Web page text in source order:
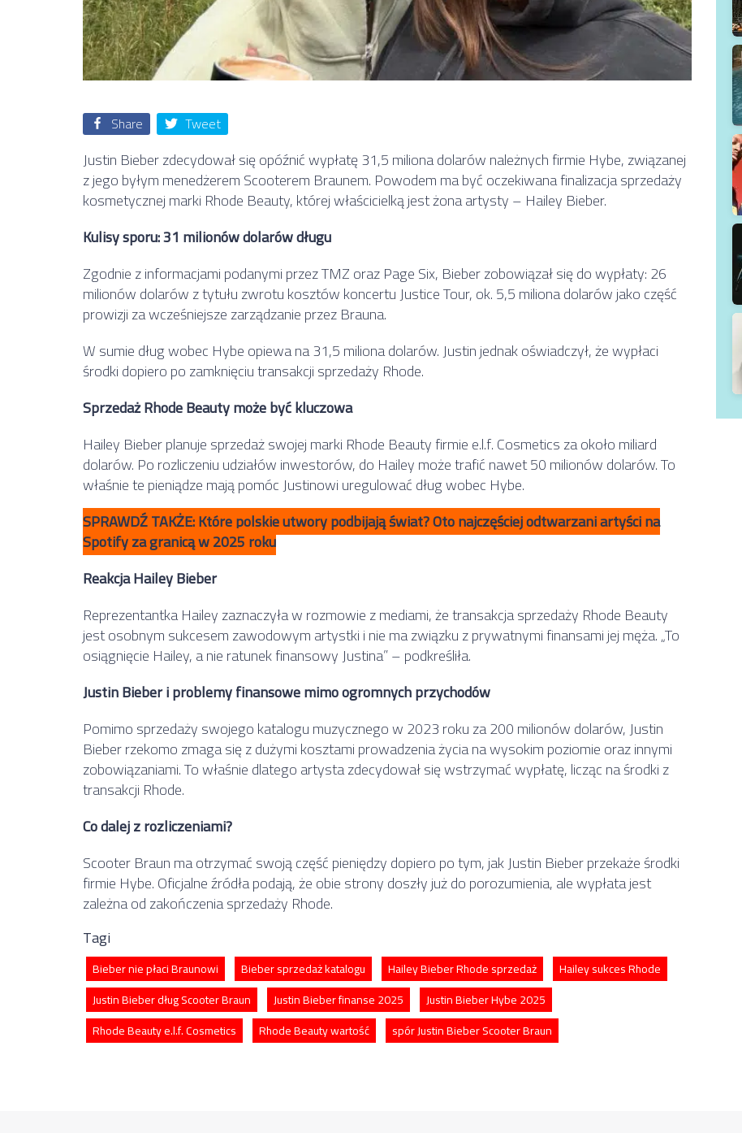
Share Tweet
Justin Bieber zdecydował się opóźnić wypłatę 31,5 miliona dolarów należnych firmie Hybe, związanej
z jego byłym menedżerem Scooterem Braunem. Powodem ma być oczekiwana finalizacja sprzedaży
kosmetycznej marki Rhode Beauty, której właścicielką jest żona artysty – Hailey Bieber.
Kulisy sporu: 31 milionów dolarów długu
Zgodnie z informacjami podanymi przez TMZ oraz Page Six, Bieber zobowiązał się do wypłaty: 26
milionów dolarów z tytułu zwrotu kosztów koncertu Justice Tour, ok. 5,5 miliona dolarów jako część
prowizji za wcześniejsze zarządzanie przez Brauna.
W sumie dług wobec Hybe opiewa na 31,5 miliona dolarów. Justin jednak oświadczył, że wypłaci
środki dopiero po zamknięciu transakcji sprzedaży Rhode.
Sprzedaż Rhode Beauty może być kluczowa
Hailey Bieber planuje sprzedaż swojej marki Rhode Beauty firmie e.l.f. Cosmetics za około miliard
dolarów. Po rozliczeniu udziałów inwestorów, do Hailey może trafić nawet 50 milionów dolarów. To
właśnie te pieniądze mają pomóc Justinowi uregulować dług wobec Hybe.
SPRAWDŹ TAKŻE: Które polskie utwory podbijają świat? Oto najczęściej odtwarzani artyści na
Spotify za granicą w 2025 roku
Reakcja Hailey Bieber
Reprezentantka Hailey zaznaczyła w rozmowie z mediami, że transakcja sprzedaży Rhode Beauty
jest osobnym sukcesem zawodowym artystki i nie ma związku z prywatnymi finansami jej męża. „To
osiągnięcie Hailey, a nie ratunek finansowy Justina” – podkreśliła.
Justin Bieber i problemy finansowe mimo ogromnych przychodów
Pomimo sprzedaży swojego katalogu muzycznego w 2023 roku za 200 milionów dolarów, Justin
Bieber rzekomo zmaga się z dużymi kosztami prowadzenia życia na wysokim poziomie oraz innymi
zobowiązaniami. To właśnie dlatego artysta zdecydował się wstrzymać wypłatę, licząc na środki z
transakcji Rhode.
Co dalej z rozliczeniami?
Scooter Braun ma otrzymać swoją część pieniędzy dopiero po tym, jak Justin Bieber przekaże środki
firmie Hybe. Oficjalne źródła podają, że obie strony doszły już do porozumienia, ale wypłata jest
zależna od zakończenia sprzedaży Rhode.
Tagi
Bieber nie płaci Braunowi Bieber sprzedaż katalogu Hailey Bieber Rhode sprzedaż
Hailey sukces Rhode
Justin Bieber dług Scooter Braun
Justin Bieber finanse 2025
Justin Bieber Hybe 2025
Rhode Beauty e.l.f. Cosmetics
Rhode Beauty wartość spór Justin Bieber Scooter Braun